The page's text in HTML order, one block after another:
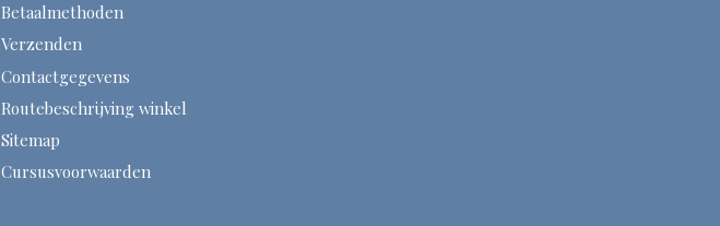
Betaalmethoden
Verzenden
Contactgegevens
Routebeschrijving winkel
Sitemap
Cursusvoorwaarden